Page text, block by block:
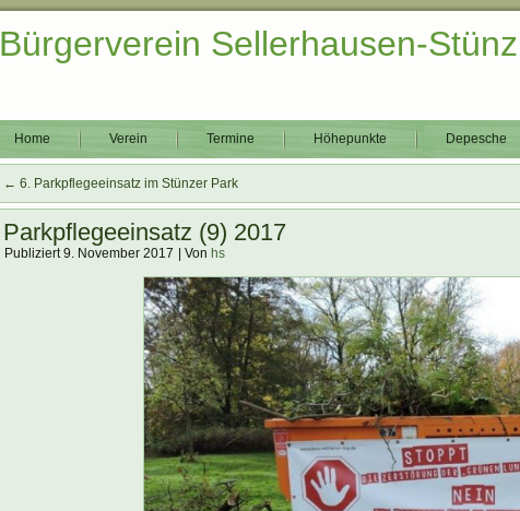
Bürgerverein Sellerhausen-Stünz
Home Verein Termine Höhepunkte Depesche
← 6. Parkpflegeeinsatz im Stünzer Park
Parkpflegeeinsatz (9) 2017
Publiziert 9. November 2017 Von hs